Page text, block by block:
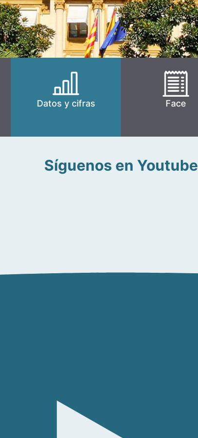
Datos y cifras Face
Síguenos en Youtube